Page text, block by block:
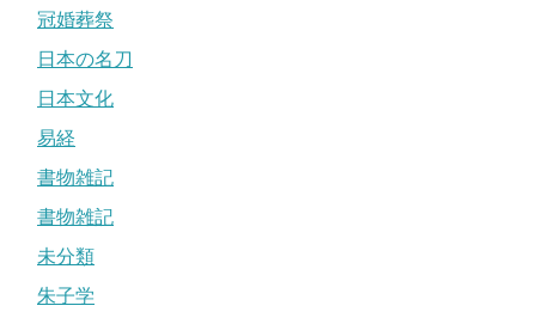
冠婚葬祭
日本の名刀
日本文化
易経
書物雑記
書物雑記
未分類
朱子学